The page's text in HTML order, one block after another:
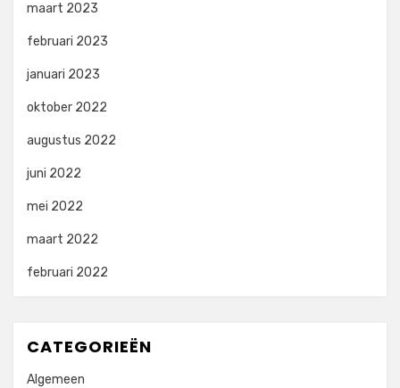
maart 2023
februari 2023
januari 2023
oktober 2022
augustus 2022
juni 2022
mei 2022
maart 2022
februari 2022
CATEGORIEËN
Algemeen